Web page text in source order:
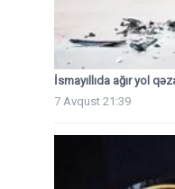
İsmayıllıda ağır yol
7 Avqust 21:39